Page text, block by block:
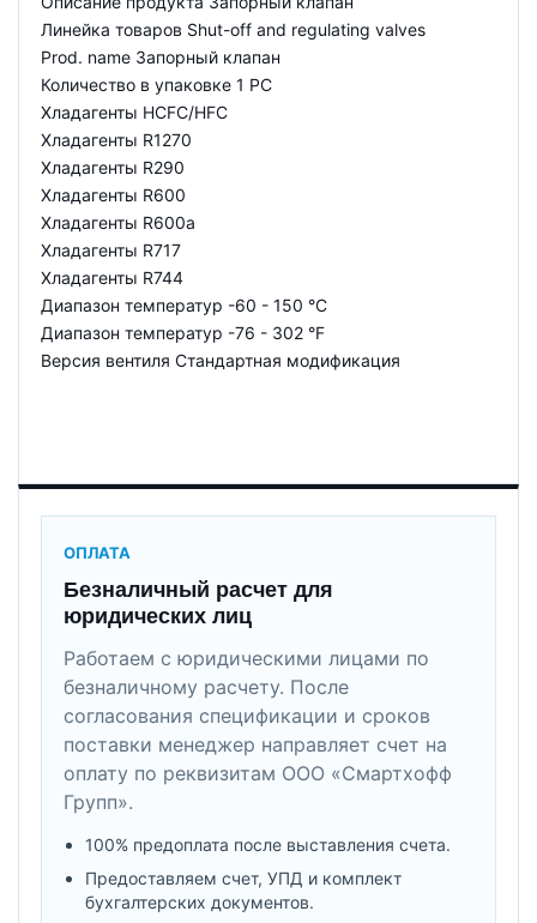
Линейка товаров Shut-off and regulating valves
Prod. name Запорный клапан
Количество в упаковке 1 PC
Хладагенты HCFC/HFC
Хладагенты R1270
Хладагенты R290
Хладагенты R600
Хладагенты R600a
Хладагенты R717
Хладагенты R744
Диапазон температур -60 - 150 °C
Диапазон температур -76 - 302 °F
Версия вентиля Стандартная модификация
ОПЛАТА
Безналичный расчет для
юридических лиц
Работаем с юридическими лицами по
безналичному расчету. После
согласования спецификации и сроков
поставки менеджер направляет счет на
оплату по реквизитам ООО «Смартхофф
Групп».
100% предоплата после выставления счета.
Предоставляем счет, УПД и комплект
бухгалтерских документов.